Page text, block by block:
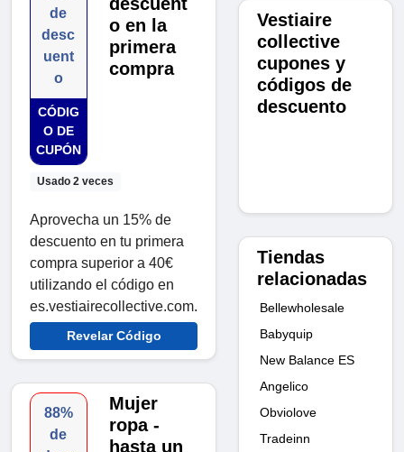
de
desc
uent
o
CÓDIG
O DE
CUPÓN
Usado 2 veces
o en la
primera
compra
Aprovecha un 15% de
descuento en tu primera
compra superior a 40€
utilizando el código en
es.vestiairecollective.com.
Revelar Código
88%
de
Mujer
ropa -
hasta un
Vestiaire
collective
cupones y
códigos de
descuento
Tiendas
relacionadas
Bellewholesale
Babyquip
New Balance ES
Angelico
Obviolove
Tradeinn